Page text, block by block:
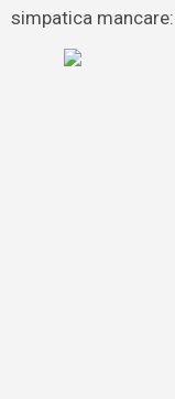
simpatica